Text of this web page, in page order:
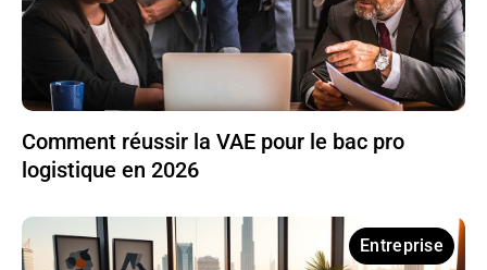
Comment réussir la VAE pour le bac pro
logistique en 2026
Entreprise